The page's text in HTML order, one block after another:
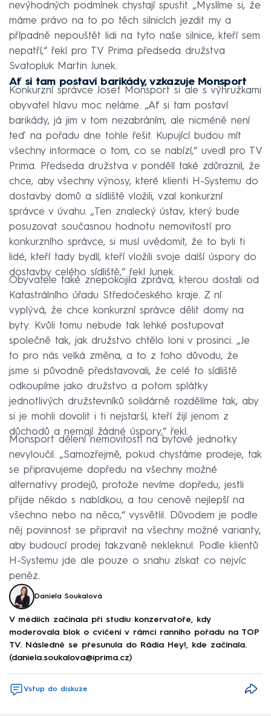
nevýhodných podmínek chystají spustit. „Myslíme si, že
máme právo na to po těch silnicích jezdit my a
případně nepouštět lidi na tyto naše silnice, kteří sem
nepatří,“ řekl pro TV Prima předseda družstva
Svatopluk Martin Junek.
Ať si tam postaví barikády, vzkazuje Monsport
Konkurzní správce Josef Monsport si ale s výhružkami
obyvatel hlavu moc neláme. „Ať si tam postaví
barikády, já jim v tom nezabráním, ale nicméně není
teď na pořadu dne tohle řešit. Kupující budou mít
všechny informace o tom, co se nabízí,“ uvedl pro TV
Prima. Předseda družstva v pondělí také zdůraznil, že
chce, aby všechny výnosy, které klienti H-Systemu do
dostavby domů a sídliště vložili, vzal konkurzní
správce v úvahu. „Ten znalecký ústav, který bude
posuzovat současnou hodnotu nemovitostí pro
konkurzního správce, si musí uvědomit, že to byli ti
lidé, kteří tady bydlí, kteří vložili svoje další úspory do
dostavby celého sídliště,“ řekl Junek.
Obyvatele také znepokojila zpráva, kterou dostali od
Katastrálního úřadu Středočeského kraje. Z ní
vyplývá, že chce konkurzní správce dělit domy na
byty. Kvůli tomu nebude tak lehké postupovat
společně tak, jak družstvo chtělo loni v prosinci. „Je
to pro nás velká změna, a to z toho důvodu, že
jsme si původně představovali, že celé to sídliště
odkoupíme jako družstvo a potom splátky
jednotlivých družstevníků solidárně rozdělíme tak, aby
si je mohli dovolit i ti nejstarší, kteří žijí jenom z
důchodů a nemají žádné úspory,“ řekl.
Monsport dělení nemovitostí na bytové jednotky
nevyloučil. „Samozřejmě, pokud chystáme prodeje, tak
se připravujeme dopředu na všechny možné
alternativy prodejů, protože nevíme dopředu, jestli
přijde někdo s nabídkou, a tou cenově nejlepší na
všechno nebo na něco,“ vysvětlil. Důvodem je podle
něj povinnost se připravit na všechny možné varianty,
aby budoucí prodej takzvaně nekleknul. Podle klientů
H-Systemu jde ale pouze o snahu získat co nejvíc
peněz.
Daniela Soukalová
V médiích začínala při studiu konzervatoře, kdy
moderovala blok o cvičení v rámci ranního pořadu na TOP
TV. Následně se přesunula do Rádia Hey!, kde začínala.
(daniela.soukalova@iprima.cz)
Vstup do diskuze